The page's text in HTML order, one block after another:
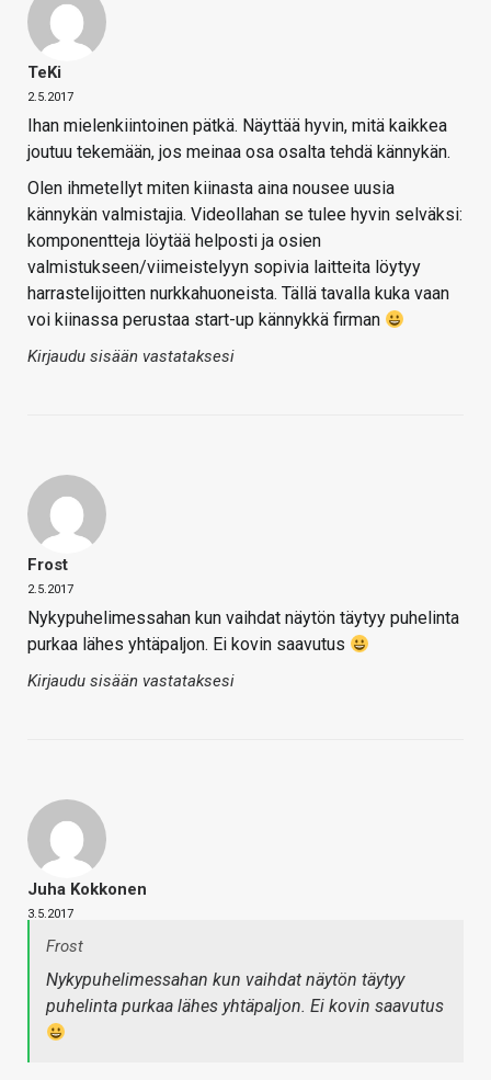
TeKi
2.5.2017
Ihan mielenkiintoinen pätkä. Näyttää hyvin, mitä kaikkea
joutuu tekemään, jos meinaa osa osalta tehdä kännykän.
Olen ihmetellyt miten kiinasta aina nousee uusia
kännykän valmistajia. Videollahan se tulee hyvin selväksi:
komponentteja löytää helposti ja osien
valmistukseen/viimeistelyyn sopivia laitteita löytyy
harrastelijoitten nurkkahuoneista. Tällä tavalla kuka vaan
voi kiinassa perustaa start-up kännykkä firman
Kirjaudu sisään vastataksesi
Frost
2.5.2017
Nykypuhelimessahan kun vaihdat näytön täytyy puhelinta
purkaa lähes yhtäpaljon. Ei kovin saavutus
Kirjaudu sisään vastataksesi
Juha Kokkonen
3.5.2017
Frost
Nykypuhelimessahan kun vaihdat näytön täytyy
puhelinta purkaa lähes yhtäpaljon. Ei kovin saavutus